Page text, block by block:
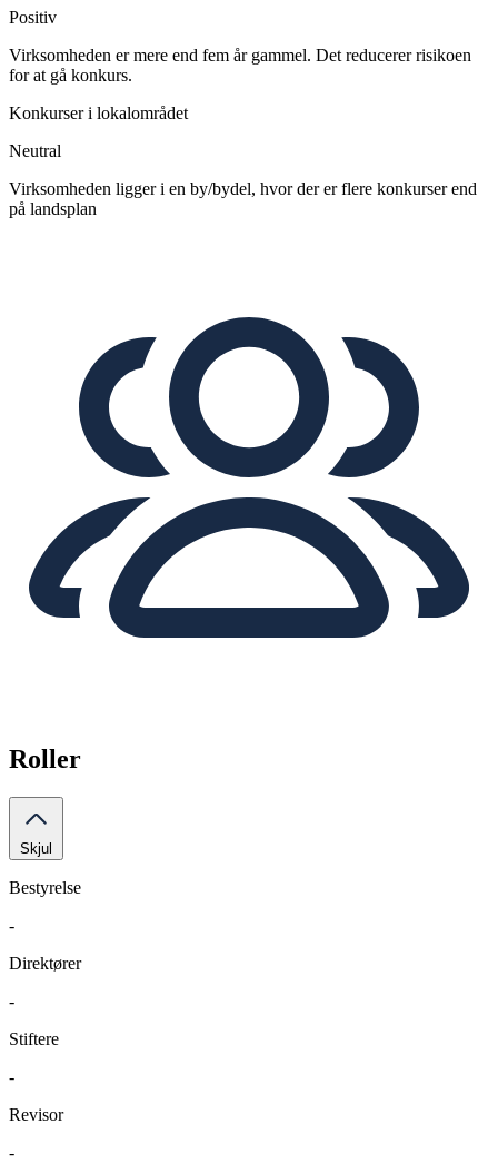
Positiv
Virksomheden er mere end fem år gammel. Det reducerer risikoen
for at gå konkurs.
Konkurser i lokalområdet
Neutral
Virksomheden ligger i en by/bydel, hvor der er flere konkurser end
på landsplan
Roller
Skjul
Bestyrelse
-
Direktører
-
Stiftere
-
Revisor
-